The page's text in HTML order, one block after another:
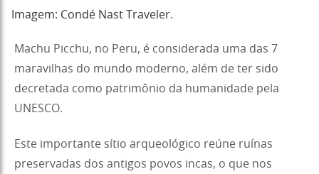
Imagem: Condé Nast Traveler.
Machu Picchu, no Peru, é considerada uma das 7
maravilhas do mundo moderno, além de ter sido
decretada como patrimônio da humanidade pela
UNESCO.
Este importante sítio arqueológico reúne ruínas
preservadas dos antigos povos incas, o que nos